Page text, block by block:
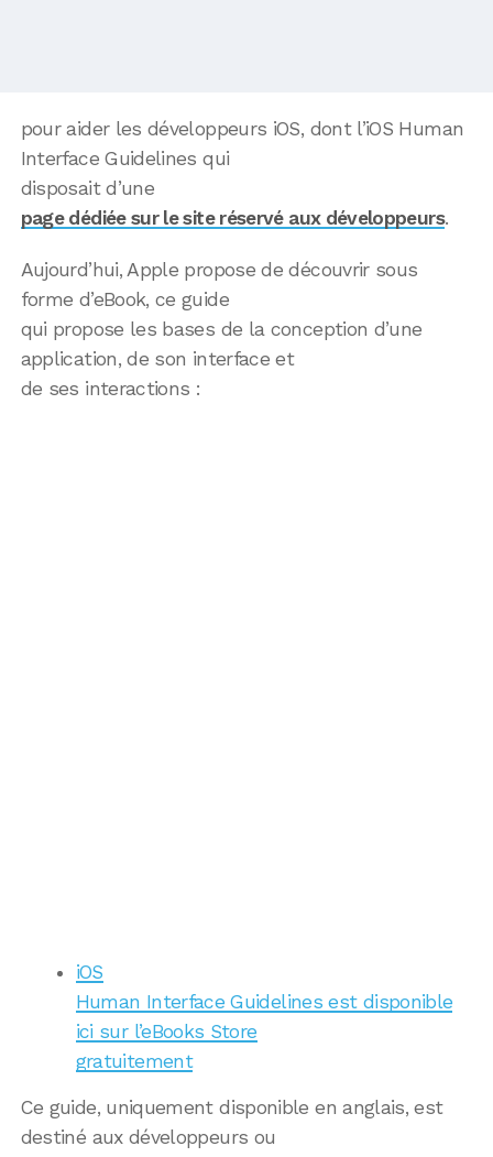
pour aider les développeurs iOS, dont l’iOS Human
Interface Guidelines qui
disposait d’une
page dédiée sur le site réservé aux développeurs.
Aujourd’hui, Apple propose de découvrir sous
forme d’eBook, ce guide
qui propose les bases de la conception d’une
application, de son interface et
de ses interactions :
iOS
Human Interface Guidelines est disponible
ici sur l’eBooks Store
gratuitement
Ce guide, uniquement disponible en anglais, est
destiné aux développeurs ou